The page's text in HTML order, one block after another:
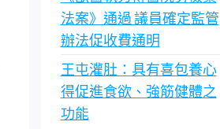
法案》通過 議員確定監管
辦法促收費通明
王屯灌肚：具有喜包養心
得促進食欲、強筋健體之
功能